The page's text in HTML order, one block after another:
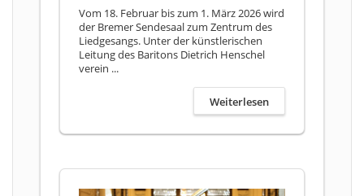
Vom 18. Februar bis zum 1. März 2026 wird
der Bremer Sendesaal zum Zentrum des
Liedgesangs. Unter der künstlerischen
Leitung des Baritons Dietrich Henschel
verein ...
Weiterlesen